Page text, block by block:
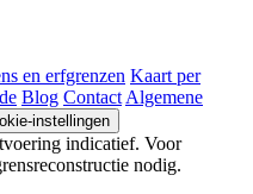
en erfgrenzen Kaart per
Blog Contact Algemene
instellingen
indicatief. Voor
nodig.